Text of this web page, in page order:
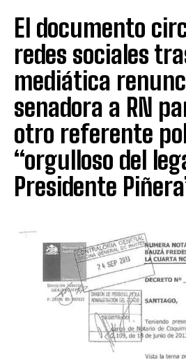
El documento
redes sociales
mediática
senadora a RN
otro referente
“orgulloso del
Presidente